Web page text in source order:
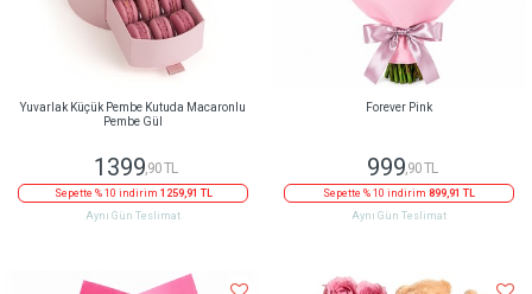
Yuvarlak Küçük Pembe Kutuda Macaronlu
Pembe Gül
1399 ,90 TL
Sepette % 10 indirim 1259,91 TL
Aynı Gün Teslimat
Forever Pink
999,90 TL
Sepette % 10 indirim 899,91 TL
Aynı Gün Teslimat